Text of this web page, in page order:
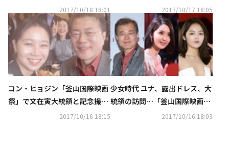
がコメント「少し怖いと言って
いた」
2017/10/18 18:01
んどん似てくると思う”2017/10/17 18:05
コン・ヒョジン「釜山国際映画
祭」で文在寅大統領と記念撮
影！“有意義で格別な週末”
2017/10/16 18:15
少女時代 ユナ、露出ドレス、大
統領の訪問…「釜山国際映画
祭」での話題の瞬間2017/10/16 18:03